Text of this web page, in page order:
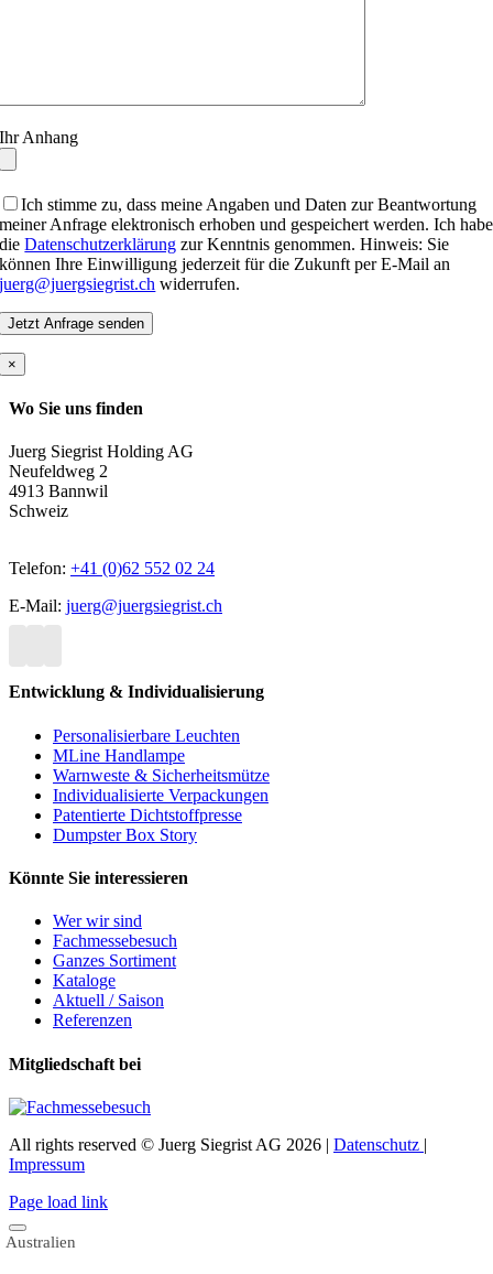
Ihr Anhang
Ich stimme zu, dass meine Angaben und Daten zur Beantwortung
meiner Anfrage elektronisch erhoben und gespeichert werden. Ich habe
dieDatenschutzerklärung zur Kenntnis genommen. Hinweis: Sie
können Ihre Einwilligung jederzeit für die Zukunft per E-Mail an
juerg@juergsiegrist.ch widerrufen.
×
Wo Sie uns finden
Juerg Siegrist Holding AG
Neufeldweg 2
4913 Bannwil
Schweiz
Telefon: +41 (0)62 552 02 24
E-Mail: juerg@juergsiegrist.ch
Entwicklung & Individualisierung
Personalisierbare Leuchten
MLine Handlampe
Warnweste & Sicherheitsmütze
Individualisierte Verpackungen
Patentierte Dichtstoffpresse
Dumpster Box Story
Könnte Sie interessieren
Wer wir sind
Fachmessebesuch
Ganzes Sortiment
Kataloge
Aktuell / Saison
Referenzen
Mitgliedschaft bei
All rights reserved © Juerg Siegrist AG 2026 | Datenschutz |
Impressum
Page load link
Australien